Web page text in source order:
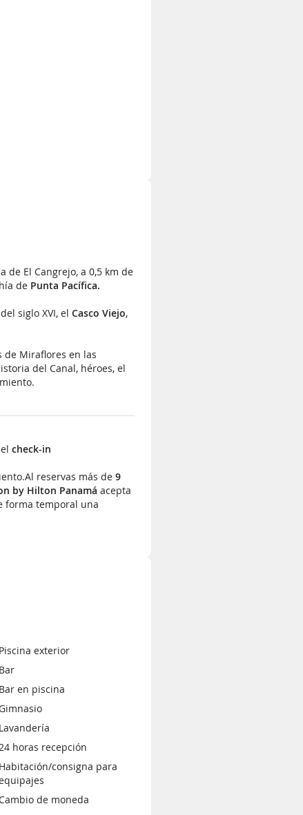
de El Cangrejo, a 0,5 km de
de Punta Pacífica.
siglo XVI, el Casco Viejo,
de Miraflores en las
del Canal, héroes, el
check-in
Al reservas más de 9
by Hilton Panamá acepta
forma temporal una
Piscina exterior
Bar
Bar en piscina
Lavandería
24 horas recepción
Habitación/consigna para
de moneda